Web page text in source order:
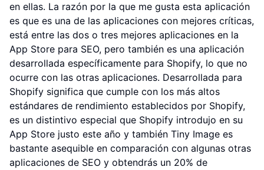
en ellas. La razón por la que me gusta esta aplicación
es que es una de las aplicaciones con mejores críticas,
está entre las dos o tres mejores aplicaciones en la
App Store para SEO, pero también es una aplicación
desarrollada específicamente para Shopify, lo que no
ocurre con las otras aplicaciones. Desarrollada para
Shopify significa que cumple con los más altos
estándares de rendimiento establecidos por Shopify,
es un distintivo especial que Shopify introdujo en su
App Store justo este año y también Tiny Image es
bastante asequible en comparación con algunas otras
aplicaciones de SEO y obtendrás un 20% de